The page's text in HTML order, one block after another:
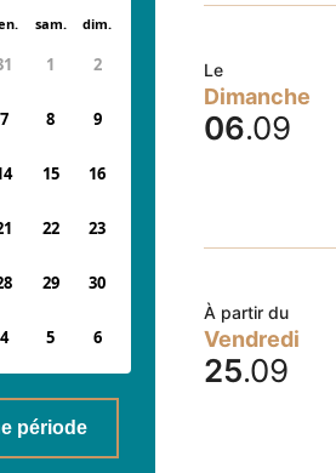
sam. dim.
1 2
7 8 9
15 16
22 23
29 30
4 5 6
période
Le
Dimanche
06.09
À partir du
Vendredi
25.09